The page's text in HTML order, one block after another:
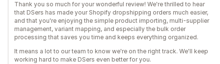
Thank you so much for your wonderful review! We're thrilled to hear
that DSers has made your Shopify dropshipping orders much easier,
and that you're enjoying the simple product importing, multi-supplier
management, variant mapping, and especially the bulk order
processing that saves you time and keeps everything organized.
It means a lot to our team to know we're on the right track. We'll keep
working hard to make DSers even better for you.